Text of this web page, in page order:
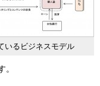
いるビジネスモデル